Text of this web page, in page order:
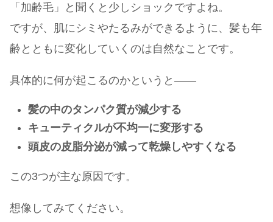
「加齢毛」と聞くと少しショックですよね。
ですが、肌にシミやたるみができるように、髪も年
齢とともに変化していくのは自然なことです。
具体的に何が起こるのかというと――
髪の中のタンパク質が減少する
キューティクルが不均一に変形する
頭皮の皮脂分泌が減って乾燥しやすくなる
この3つが主な原因です。
想像してみてください。